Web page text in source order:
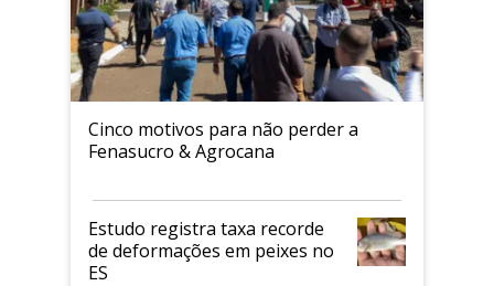
Cinco motivos para não perder a
Fenasucro & Agrocana
Estudo registra taxa recorde
de deformações em peixes no
ES